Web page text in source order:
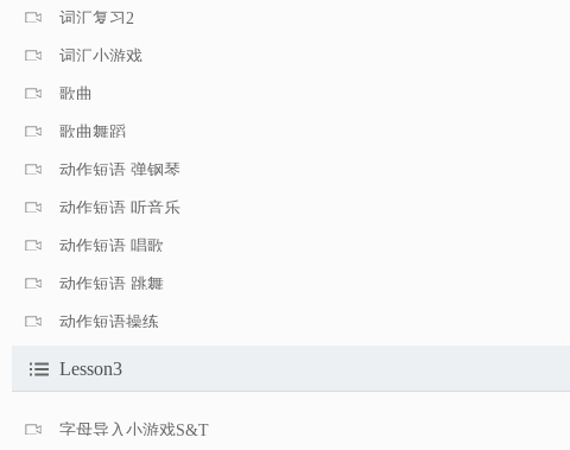
词汇复习2
词汇小游戏
歌曲
歌曲舞蹈
动作短语 弹钢琴
动作短语 听音乐
动作短语 唱歌
动作短语 跳舞
动作短语操练
Lesson3
字母导入小游戏S&T